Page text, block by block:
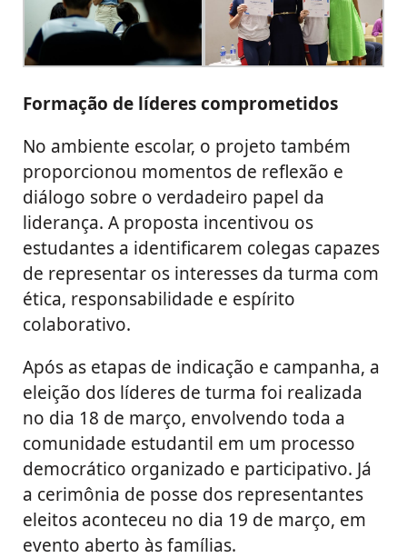
Formação de líderes comprometidos
No ambiente escolar, o projeto também
proporcionou momentos de reflexão e
diálogo sobre o verdadeiro papel da
liderança. A proposta incentivou os
estudantes a identificarem colegas capazes
de representar os interesses da turma com
ética, responsabilidade e espírito
colaborativo.
Após as etapas de indicação e campanha, a
eleição dos líderes de turma foi realizada
no dia 18 de março, envolvendo toda a
comunidade estudantil em um processo
democrático organizado e participativo. Já
a cerimônia de posse dos representantes
eleitos aconteceu no dia 19 de março, em
evento aberto às famílias.